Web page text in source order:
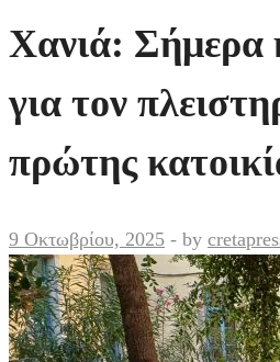
Χανιά: Σήμερα
για τον
πρώτης
9 Οκτωβρίου, 2025 - by